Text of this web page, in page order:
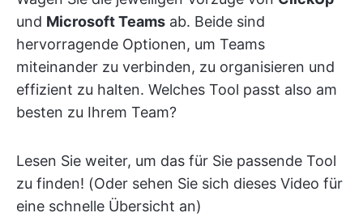
und Microsoft Teams ab. Beide sind
hervorragende Optionen, um Teams
miteinander zu verbinden, zu organisieren und
effizient zu halten. Welches Tool passt also am
besten zu Ihrem Team?
Lesen Sie weiter, um das für Sie passende Tool
zu finden! (Oder sehen Sie sich dieses Video für
eine schnelle Übersicht an)